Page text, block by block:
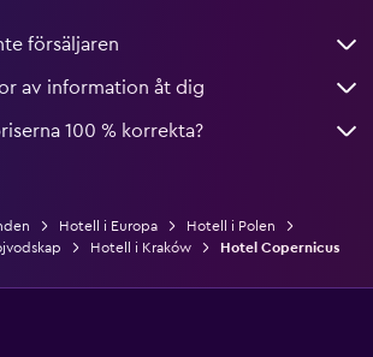
försäljaren
av information åt dig
100 % korrekta?
Hotell i Europa
Hotell i Polen
Hotell i Kraków Hotel Copernicus